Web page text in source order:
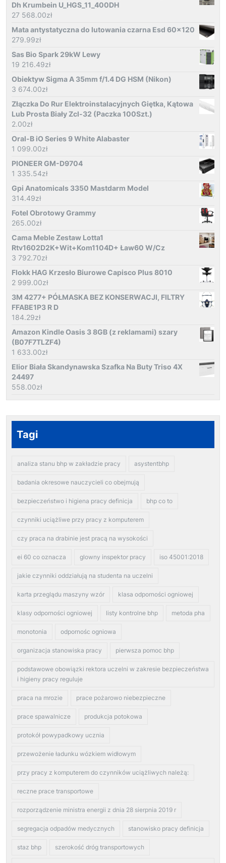
Dh Krumbein U_HGS_11_400DH
27 568.00zł
Mata antystatyczna do lutowania czarna Esd 60x120
279.99zł
Sas Bio Spark 29kW Lewy
19 216.49zł
Obiektyw Sigma A 35mm f/1.4 DG HSM (Nikon)
3 674.00zł
Złączka Do Rur Elektroinstalacyjnych Giętka, Kątowa
Lub Prosta Biały Zcl-32 (Paczka 100Szt.)
2.00zł
Oral-B iO Series 9 White Alabaster
1 099.00zł
PIONEER GM-D9704
1 335.54zł
Gpi Anatomicals 3350 Mastdarm Model
314.49zł
Fotel Obrotowy Grammy
265.00zł
Cama Meble Zestaw Lotta1
Rtv1602D2K+Wit+Kom1104D+ Ław60 W/Cz
3 792.70zł
Flokk HAG Krzesło Biurowe Capisco Plus 8010
2 999.00zł
3M 4277+ PÓŁMASKA BEZ KONSERWACJI, FILTRY
FFABE1P3 R D
184.29zł
Amazon Kindle Oasis 3 8GB (z reklamami) szary
(B07F7TLZF4)
1 633.00zł
Elior Biała Skandynawska Szafka Na Buty Triso 4X
24497
558.00zł
Tagi
analiza stanu bhp w zakładzie pracy asystentbhp
badania okresowe nauczycieli co obejmują
bezpieczeństwo i higiena pracy definicja bhp co to
czynniki uciążliwe przy pracy z komputerem
czy praca na drabinie jest pracą na wysokości
ei 60 co oznacza glowny inspektor pracy iso 45001:2018
jakie czynniki oddziałują na studenta na uczelni
karta przeglądu maszyny wzór klasa odporności ogniowej
klasy odporności ogniowej listy kontrolne bhp metoda pha
monotonia odpornośc ogniowa
organizacja stanowiska pracy pierwsza pomoc bhp
podstawowe obowiązki rektora uczelni w zakresie bezpieczeństwa
i higieny pracy reguluje
praca na mrozie prace pożarowo niebezpieczne
prace spawalnicze produkcja potokowa
protokół powypadkowy ucznia
przewożenie ładunku wózkiem widłowym
przy pracy z komputerem do czynników uciążliwych należą:
reczne prace transportowe
rozporządzenie ministra energii z dnia 28 sierpnia 2019 r
segregacja odpadów medycznych stanowisko pracy definicja
staz bhp szerokość dróg transportowych